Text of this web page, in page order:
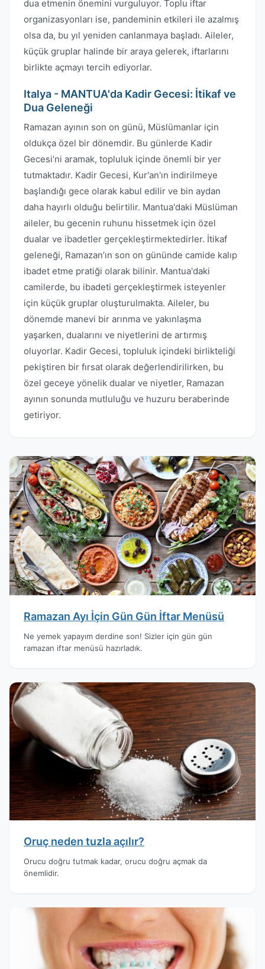
dua etmenin önemini vurguluyor. Toplu iftar
organizasyonları ise, pandeminin etkileri ile azalmış
olsa da, bu yıl yeniden canlanmaya başladı. Aileler,
küçük gruplar halinde bir araya gelerek, iftarlarını
birlikte açmayı tercih ediyorlar.
Italya - MANTUA'da Kadir Gecesi: İtikaf ve
Dua Geleneği
Ramazan ayının son on günü, Müslümanlar için
oldukça özel bir dönemdir. Bu günlerde Kadir
Gecesi’ni aramak, topluluk içinde önemli bir yer
tutmaktadır. Kadir Gecesi, Kur'an'ın indirilmeye
başlandığı gece olarak kabul edilir ve bin aydan
daha hayırlı olduğu belirtilir. Mantua'daki Müslüman
aileler, bu gecenin ruhunu hissetmek için özel
dualar ve ibadetler gerçekleştirmektedirler. İtikaf
geleneği, Ramazan’ın son on gününde camide kalıp
ibadet etme pratiği olarak bilinir. Mantua'daki
camilerde, bu ibadeti gerçekleştirmek isteyenler
için küçük gruplar oluşturulmakta. Aileler, bu
dönemde manevi bir arınma ve yakınlaşma
yaşarken, dualarını ve niyetlerini de artırmış
oluyorlar. Kadir Gecesi, topluluk içindeki birlikteliği
pekiştiren bir fırsat olarak değerlendirilirken, bu
özel geceye yönelik dualar ve niyetler, Ramazan
ayının sonunda mutluluğu ve huzuru beraberinde
getiriyor.
Ramazan Ayı İçin Gün Gün İftar Menüsü
Ne yemek yapayım derdine son! Sizler için gün gün
ramazan iftar menüsü hazırladık.
Oruç neden tuzla açılır?
Orucu doğru tutmak kadar, orucu doğru açmak da
önemlidir.